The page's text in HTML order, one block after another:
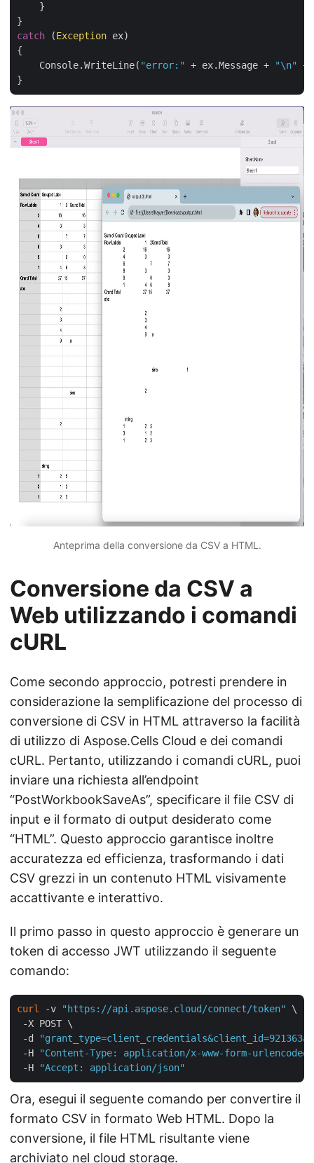
    }
catch (Exception ex)
{
    Console.WriteLine(
"error:" + ex.Message + "\n"
+
Anteprima della conversione da CSV a HTML.
Conversione da CSV a
Web utilizzando i comandi
cURL
Come secondo approccio, potresti prendere in
considerazione la semplificazione del processo di
conversione di CSV in HTML attraverso la facilità
di utilizzo di Aspose.Cells Cloud e dei comandi
cURL. Pertanto, utilizzando i comandi cURL, puoi
inviare una richiesta all’endpoint
“PostWorkbookSaveAs”, specificare il file CSV di
input e il formato di output desiderato come
“HTML”. Questo approccio garantisce inoltre
accuratezza ed efficienza, trasformando i dati
CSV grezzi in un contenuto HTML visivamente
accattivante e interattivo.
Il primo passo in questo approccio è generare un
token di accesso JWT utilizzando il seguente
comando:
curl -v "https://api.aspose.cloud/connect/token"
\
-X POST \
-d
"grant_type=client_credentials&client_id=921363a8-
-H
"Content-Type: application/x-www-form-urlencoded"
-H
"Accept: application/json"
Ora, esegui il seguente comando per convertire il
formato CSV in formato Web HTML. Dopo la
conversione, il file HTML risultante viene
archiviato nel cloud storage.